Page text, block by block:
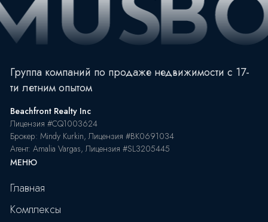
Группа компаний по продаже недвижимости с 17-
ти летним опытом
Beachfront Realty Inc
Лицензия #CQ1003624
Брокер: Mindy Kurkin, Лицензия #BK0691034
Агент: Amalia Vargas, Лицензия #SL3205445
МЕНЮ
Главная
Комплексы